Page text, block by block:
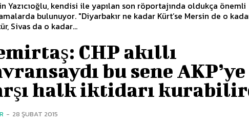
Yazıcıoğlu, kendisi ile yapılan son röportajında oldukça önemli
bulunuyor. "Diyarbakır ne kadar Kürt’se Mersin de o
Sivas da o kadar...
CHP akıllı
bu sene AKP’ye
halk iktidarı
- 28 ŞUBAT 2015